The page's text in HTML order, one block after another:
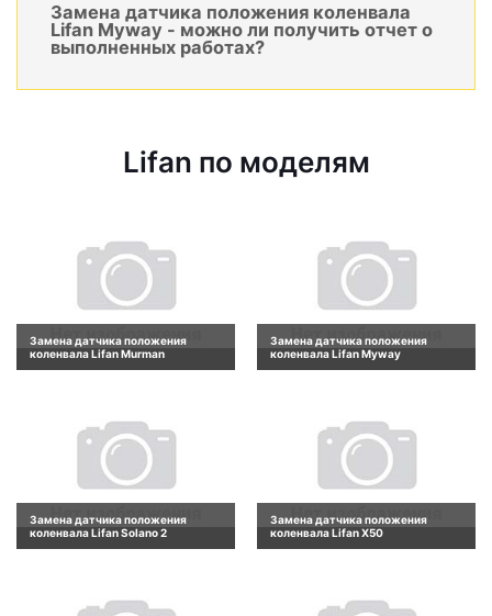
Замена датчика положения коленвала
Lifan Myway - можно ли получить отчет о
выполненных работах?
Lifan по моделям
Замена датчика положения
коленвала Lifan Murman
Замена датчика положения
коленвала Lifan Myway
Замена датчика положения
коленвала Lifan Solano 2
Замена датчика положения
коленвала Lifan X50